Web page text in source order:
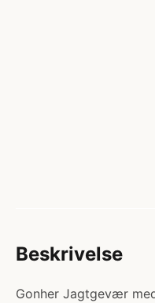
Beskrivelse
Gonher Jagtgevær